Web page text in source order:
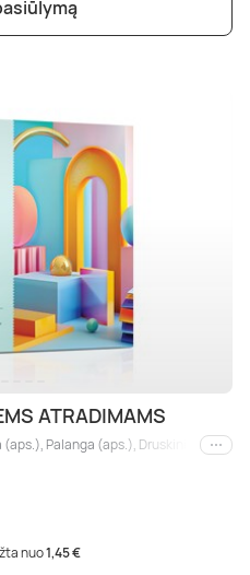
ATRADIMAMS
Palanga (aps.), Druskininkai,Kiti
nuo1,45 €